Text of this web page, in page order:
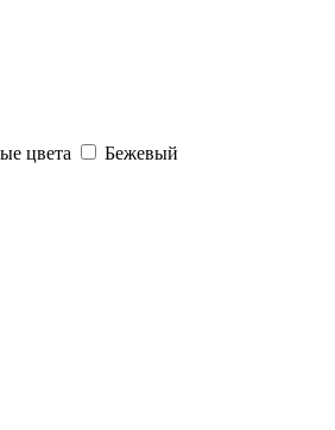
цвета Бежевый